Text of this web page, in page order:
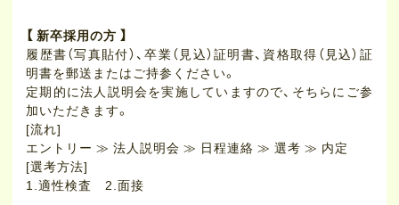
【 新卒採用の方 】
履歴書（写真貼付）、卒業（見込）証明書、資格取得（見込）証
明書を郵送またはご持参ください。
定期的に法人説明会を実施していますので、そちらにご参
加いただきます。
[流れ]
エントリー ≫ 法人説明会 ≫ 日程連絡 ≫ 選考 ≫ 内定
[選考方法]
1.適性検査 2.面接